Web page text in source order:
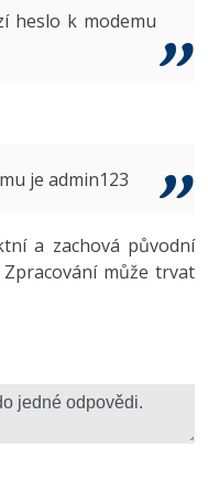
heslo k modemu
je admin123
a zachová původní
může trvat